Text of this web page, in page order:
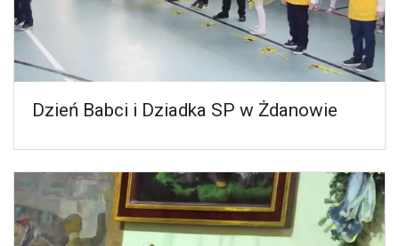
Dzień Babci i Dziadka SP w Żdanowie